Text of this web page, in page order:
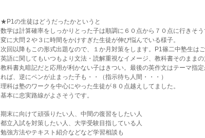
★P1の生徒はどうだったかというと
数学は計算確率をしっかりとった子は順調に６０点から７０点に行きそう
変に大問２や３に時間をかけすぎた生徒が伸び悩んでいる様子。
次回以降もこの形式出題なので、１か月対策をします。P1篠二中塾生はご
英語に関してもいつもより文法・読解重視なイメージ、教科書そのまま
教科書丸暗記だと応用が利かない子はきつい。最後の英作文はテーマ指
れば、逆にペンが止まった子も・・（指示待ち人間・・・）
理科は塾のワークを中心にやった生徒が８０点越えしてました。
基本に忠実路線がよさそうです。
期末に向けて頑張りたい人、中間の復習をしたい人
都立入試を対策したい人、大学受験目指している人
勉強方法やテキスト紹介などなど学習相談も